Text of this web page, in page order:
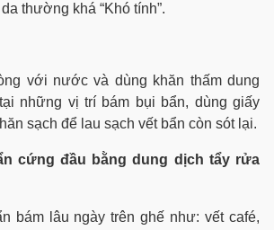
thường khá “Khó tính”.
với nước và dùng khăn thấm dung
những vị trí bám bụi bẩn, dùng giấy
sạch để lau sạch vết bẩn còn sót lại.
cứng đầu bằng dung dịch tẩy rửa
bám lâu ngày trên ghế như: vết café,